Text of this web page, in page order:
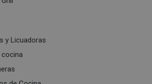
y Licuadoras